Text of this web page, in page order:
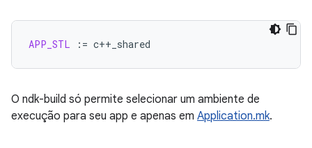
APP_STL :=
O ndk-build só permite selecionar um ambiente de
execução para seu app e apenas em Application.mk.